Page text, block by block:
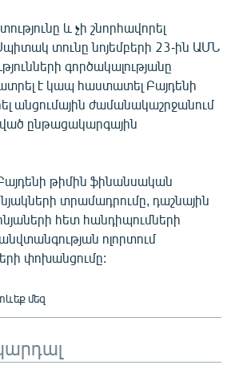
և չի շնորհավորել
տունը նոյեմբերի 23-ին ԱՄՆ
գործակալությանը
է կապ հաստատել Բայդենի
անցումային ժամանակաշրջանում
ընթացակարգային
թիմին ֆինանսական
տրամադրումը, դաշնային
հետ հանդիպումների
ոլորտում
փոխանցումը:
մեզ